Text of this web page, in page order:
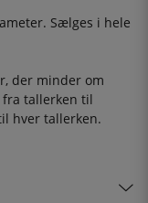
Sælges i hele
der minder om
fra tallerken til
hver tallerken.